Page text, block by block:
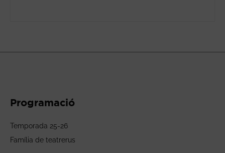
Programació
Temporada 25-26
Família de teatrerus